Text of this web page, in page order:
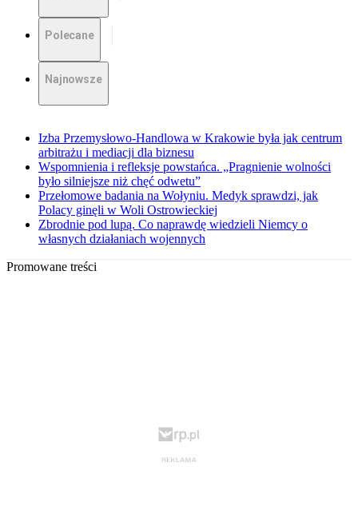
Polecane
Najnowsze
Izba Przemysłowo-Handlowa w Krakowie była jak centrum
arbitrażu i mediacji dla biznesu
Wspomnienia i refleksje powstańca. „Pragnienie wolności
było silniejsze niż chęć odwetu”
Przełomowe badania na Wołyniu. Medyk sprawdzi, jak
Polacy ginęli w Woli Ostrowieckiej
Zbrodnie pod lupą. Co naprawdę wiedzieli Niemcy o
własnych działaniach wojennych
Promowane treści